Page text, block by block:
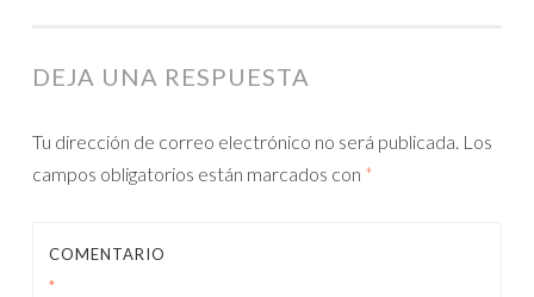
ENTRADAS
DEJA UNA RESPUESTA
Tu dirección de correo electrónico no será publicada. Los
campos obligatorios están marcados con *
COMENTARIO
*